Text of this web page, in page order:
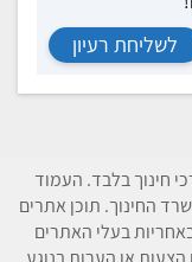
לשליחת רעיון
חינוך בלבד. העמוד
החינוך. תוכן אתרים
בעלי האתרים